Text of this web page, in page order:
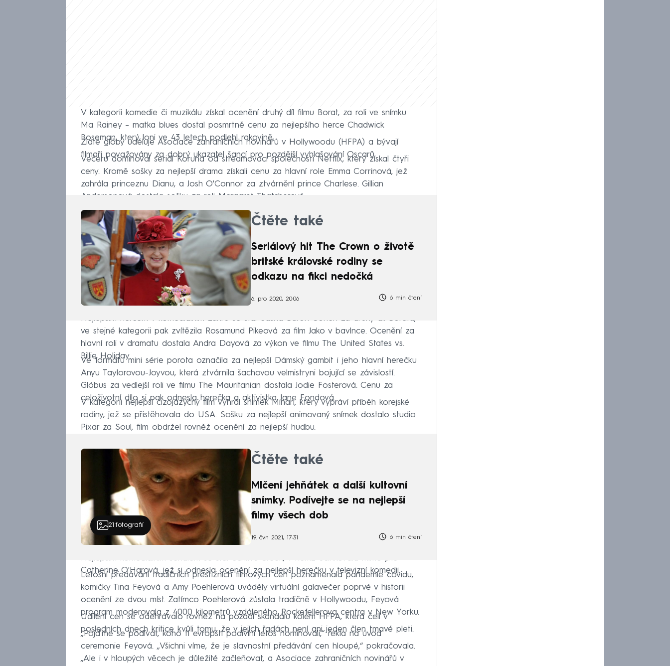
V kategorii komedie či muzikálu získal ocenění druhý díl filmu Borat, za roli ve snímku
Ma Rainey –⁠ matka blues dostal posmrtně cenu za nejlepšího herce Chadwick
Boseman, který loni ve 43 letech podlehl rakovině.
Zlaté glóby uděluje Asociace zahraničních novinářů v Hollywoodu (HFPA) a bývají
filmaři považovány za dobrý ukazatel šancí pro pozdější vyhlašování Oscarů.
Večeru dominoval seriál Koruna od streamovací společnosti Netflix, který získal čtyři
ceny. Kromě sošky za nejlepší drama získali cenu za hlavní role Emma Corrinová, jež
zahrála princeznu Dianu, a Josh O'Connor za ztvárnění prince Charlese. Gillian
Andersonová dostala sošku za roli Margaret Thatcherové.
Čtěte také
Seriálový hit The Crown o životě
britské královské rodiny se
odkazu na fikci nedočká
6. pro 2020, 20:06 6 min čtení
Nejlepším hercem v komediálním žánru se stal Sasha Baron Cohen za druhý díl Borata,
ve stejné kategorii pak zvítězila Rosamund Pikeová za film Jako v bavlnce. Ocenění za
hlavní roli v dramatu dostala Andra Dayová za výkon ve filmu The United States vs.
Billie Holiday.
Ve formátu mini série porota označila za nejlepší Dámský gambit i jeho hlavní herečku
Anyu Taylorovou-Joyvou, která ztvárnila šachovou velmistryni bojující se závislostí.
Glóbus za vedlejší roli ve filmu The Mauritanian dostala Jodie Fosterová. Cenu za
celoživotní dílo si pak odnesla herečka a aktivistka Jane Fondová.
V kategorii nejlepší cizojazyčný film vyhrál snímek Minari, který vypráví příběh korejské
rodiny, jež se přistěhovala do USA. Sošku za nejlepší animovaný snímek dostalo studio
Pixar za Soul, film obdržel rovněž ocenění za nejlepší hudbu.
21 fotografií
Čtěte také
Mlčení jehňátek a další kultovní
snímky. Podívejte se na nejlepší
filmy všech dob
19. čvn 2021, 17:31 6 min čtení
Nejlepším komediálním seriálem se stal Schitt's Creek, v němž účinkovala mimo jiné
Catherine O'Harová, jež si odnesla ocenění za nejlepší herečku v televizní komedii.
Letošní předávání tradičních prestižních filmových cen poznamenala pandemie covidu,
komičky Tina Feyová a Amy Poehlerová uváděly virtuální galavečer poprvé v historii
ocenění ze dvou míst. Zatímco Poehlerová zůstala tradičně v Hollywoodu, Feyová
program moderovala z 4000 kilometrů vzdáleného Rockefellerova centra v New Yorku.
Udílení cen se odehrávalo rovněž na pozadí skandálu kolem HFPA, která čelí v
posledních dnech kritice kvůli tomu, že v jejích řadách není ani jeden člen tmavé pleti.
„Pojďme se podívat, koho ti evropští podivíni letos nominovali,“ řekla na úvod
ceremonie Feyová. „Všichni víme, že je slavnostní předávání cen hloupé,“ pokračovala.
„Ale i v hloupých věcech je důležité začleňovat, a Asociace zahraničních novinářů v